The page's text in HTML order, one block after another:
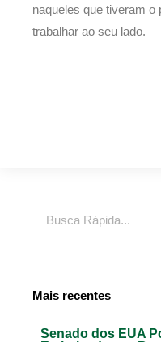
naqueles que tiveram o
trabalhar ao seu lado.
Mais recentes
Senado dos EUA